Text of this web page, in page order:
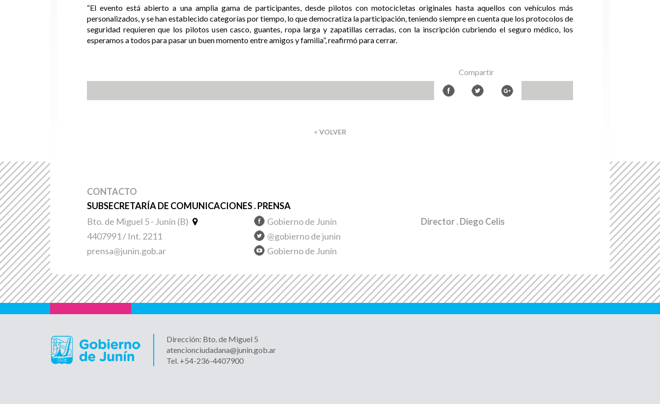
“El evento está abierto a una amplia gama de participantes, desde pilotos con motocicletas originales hasta aquellos con vehículos más
personalizados, y se han establecido categorías por tiempo, lo que democratiza la participación, teniendo siempre en cuenta que los protocolos de
seguridad requieren que los pilotos usen casco, guantes, ropa larga y zapatillas cerradas, con la inscripción cubriendo el seguro médico, los
esperamos a todos para pasar un buen momento entre amigos y familia”, reafirmó para cerrar.
Compartir
< VOLVER
CONTACTO
SUBSECRETARÍA DE COMUNICACIONES . PRENSA
Bto. de Miguel 5 - Junín (B)
4407991 / Int. 2211
prensa@junin.gob.ar
Gobierno de Junín
@gobierno de junin
Gobierno de Junín
Director. Diego Celis
Dirección: Bto. de Miguel 5
atencionciudadana@junin.gob.ar
Tel. +54-236-4407900